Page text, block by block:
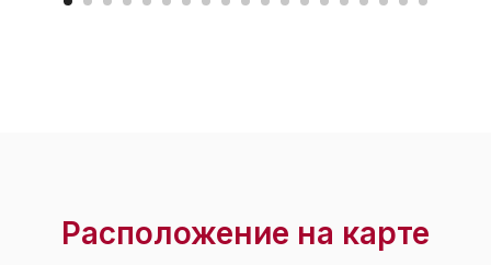
Расположение на карте